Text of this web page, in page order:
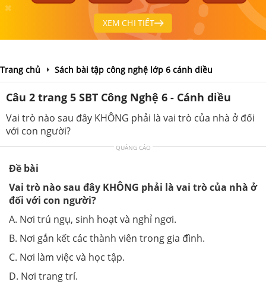
XEM CHI TIẾT
Trang chủ Sách bài tập công nghệ lớp 6 cánh diều
Câu 2 trang 5 SBT Công Nghệ 6 - Cánh diều
Vai trò nào sau đây KHÔNG phải là vai trò của nhà ở đối
với con người?
QUẢNG CÁO
Đề bài
Vai trò nào sau đây KHÔNG phải là vai trò của nhà ở
đối với con người?
A. Nơi trú ngụ, sinh hoạt và nghỉ ngơi.
B. Nơi gắn kết các thành viên trong gia đình.
C. Nơi làm việc và học tập.
D. Nơi trang trí.